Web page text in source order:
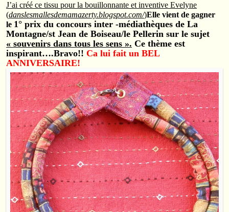
J’ai créé ce tissu pour la bouillonnante et inventive Evelyne
(danslesmallesdemamazerty.blogspot.com/)Elle vient de gagner
le 1° prix du concours inter -médiathèques de La
Montagne/st Jean de Boiseau/le Pellerin sur le sujet
« souvenirs dans tous les sens ». Ce thème est
inspirant….Bravo!! Ca lui fait un BEL
ANNIVERSAIRE!